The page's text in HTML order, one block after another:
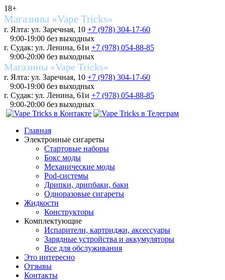
18+
Магазины «Vape Tricks»
г. Ялта: ул. Заречная, 10 +7 (978) 304-17-60
9:00-19:00 без выходных
г. Судак: ул. Ленина, 61и +7 (978) 054-88-85
9:00-20:00 без выходных
Магазины «Vape Tricks»
г. Ялта: ул. Заречная, 10 +7 (978) 304-17-60
9:00-19:00 без выходных
г. Судак: ул. Ленина, 61и +7 (978) 054-88-85
9:00-20:00 без выходных
Главная
Электронные сигареты
Стартовые наборы
Бокс моды
Механические моды
Pod-системы
Дрипки, дрипбаки, баки
Одноразовые сигареты
Жидкости
Конструкторы
Комплектующие
Испарители, картриджи, аксессуары
Зарядные устройства и аккумуляторы
Все для обслуживания
Это интересно
Отзывы
Контакты